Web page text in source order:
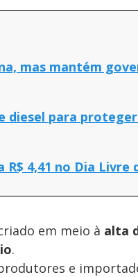
mas mantém
diesel para
4,41 no Dia Livre
em meio à alta
.
e